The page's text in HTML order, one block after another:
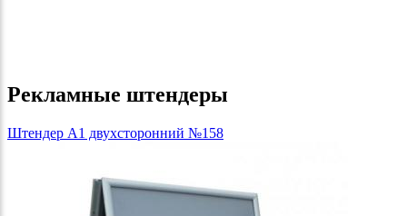
Рекламные штендеры
Штендер А1 двухсторонний №158